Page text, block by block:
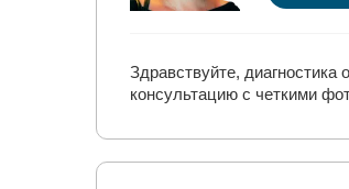
Здравствуйте,
консультацию с четкими